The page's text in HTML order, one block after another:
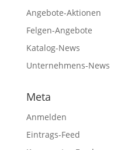
Angebote-Aktionen
Felgen-Angebote
Katalog-News
Unternehmens-News
Meta
Anmelden
Eintrags-Feed